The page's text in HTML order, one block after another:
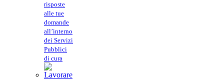
risposte
alle tue
domande
all’interno
dei Servizi
Pubblici
di cura